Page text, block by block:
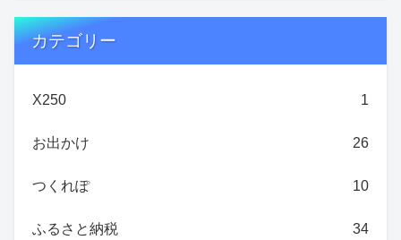
カテゴリー
X250 1
お出かけ 26
つくれぽ 10
ふるさと納税 34